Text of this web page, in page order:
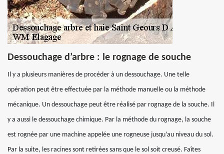
Dessouchage d’arbre : le rognage de souche
Il y a plusieurs manières de procéder à un dessouchage. Une telle
opération peut être effectuée par la méthode manuelle ou la méthode
mécanique. Un dessouchage peut être réalisé par rognage de la souche. Il
y a aussi le dessouchage chimique. Par la méthode du rognage, la souche
est rognée par une machine appelée une rogneuse jusqu’au niveau du sol.
Par la suite, les racines sont retirées sans que le sol soit creusé. Faîtes